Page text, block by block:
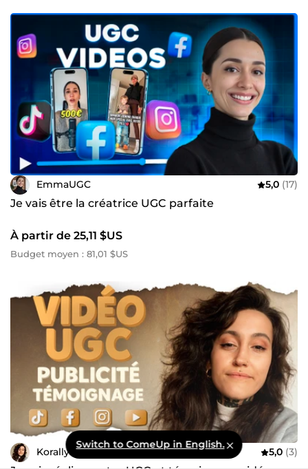
EmmaUGC 5,0 (17)
Je vais être la créatrice UGC parfaite
À partir de 25,11 $US
Budget moyen : 81,01 $US
Korally 5,0 (3)
Switch to ComeUp in English.